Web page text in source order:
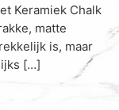
Keramiek Chalk
matte
is, maar
[…]